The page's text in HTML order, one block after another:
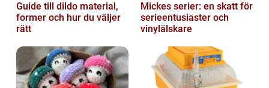
Guide till dildo material,
former och hur du väljer
rätt
Mickes serier: en skatt för
serieentusiaster och
vinylälskare